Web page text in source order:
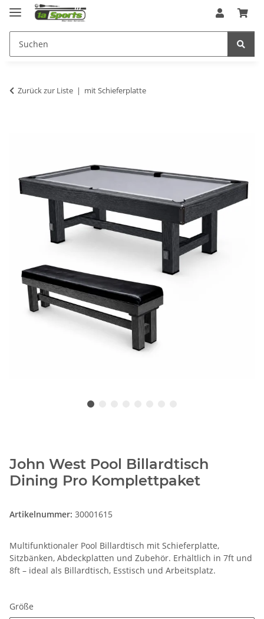
Zurück zur Liste mit Schieferplatte
John West Pool Billardtisch
Dining Pro Komplettpaket
Artikelnummer: 30001615
Multifunktionaler Pool Billardtisch mit Schieferplatte,
Sitzbänken, Abdeckplatten und Zubehör. Erhältlich in 7ft und
8ft – ideal als Billardtisch, Esstisch und Arbeitsplatz.
Größe